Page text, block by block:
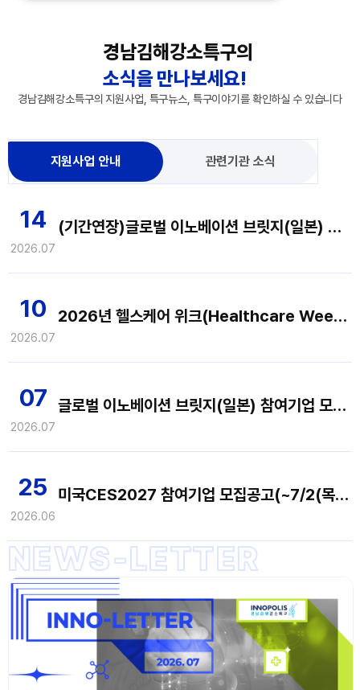
기술을 접목한 김해...경남김해강소특구의
소식을 만나보세요!
경남김해강소특구의 지원사업, 특구뉴스, 특구이야기를 확인하실 수 있습니다
지원사업 안내 관련기관 소식
14
2026.07
(기간연장)글로벌 이노베이션 브릿지(일본) 참여기업 모집 공고(~7/21(화) 14:00까지)
10
2026.07
2026년 헬스케어 위크(Healthcare Week 2026) 참여기업 모집공고(~7/20(월). 14:00까지)
07
2026.07
글로벌 이노베이션 브릿지(일본) 참여기업 모집 공고(~7/14(화) 14:00까지)
25
2026.06
미국CES2027 참여기업 모집공고(~7/2(목) 14:00까지)
NEWS-LETTER